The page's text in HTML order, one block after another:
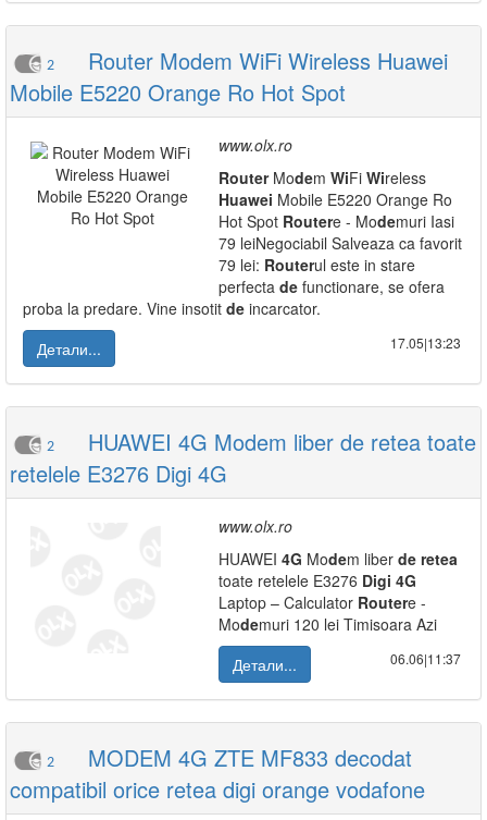
2
Router Modem WiFi Wireless Huawei
Mobile E5220 Orange Ro Hot Spot
www.olx.ro
RouterModem WiFi Wireless
Huawei Mobile E5220 Orange Ro
Hot Spot Routere - Modemuri Iasi
79 leiNegociabil Salveaza ca favorit
79 lei: Routerul este in stare
perfecta de functionare, se ofera
proba la predare. Vine insotit de incarcator.
Детали...
17.05|13:23
2
HUAWEI 4G Modem liber de retea toate
retelele E3276 Digi 4G
www.olx.ro
HUAWEI 4G Modem liber de retea
toate retelele E3276 Digi 4G
Laptop – Calculator Routere -
Modemuri 120 lei Timisoara Azi
Детали...
06.06|11:37
2
MODEM 4G ZTE MF833 decodat
compatibil orice retea digi orange vodafone